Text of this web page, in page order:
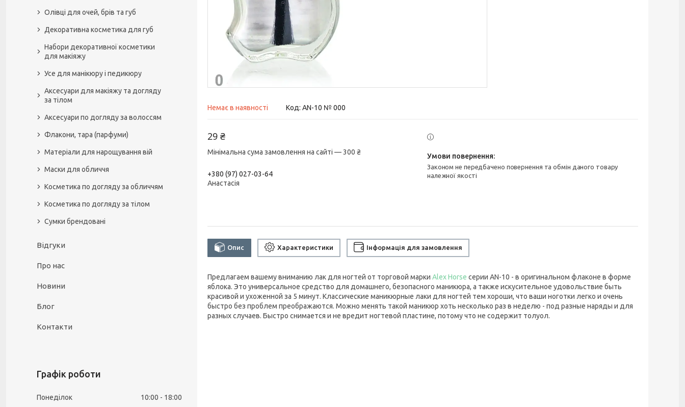
Немає в наявності Код: AN-10 № 000
29 ₴
Мінімальна сума замовлення на сайті — 300 ₴
+380 (97) 027-03-64
Анастасія
Законом не передбачено повернення та обмін даного товару
належної якості
Опис Характеристики Інформація для замовлення
Предлагаем вашему вниманию лак для ногтей от торговой марки Alex Horse серии AN-10 - в оригинальном флаконе в форме
яблока. Это универсальное средство для домашнего, безопасного маникюра, а также искусительное удовольствие быть
красивой и ухоженной за 5 минут. Классические маникюрные лаки для ногтей тем хороши, что ваши ноготки легко и очень
быстро без проблем преображаются. Можно менять такой маникюр хоть несколько раз в неделю - под разные наряды и для
разных случаев. Быстро снимается и не вредит ногтевой пластине, потому что не содержит толуол.
Олівці для очей, брів та губ
Декоративна косметика для губ
Набори декоративної косметики
для макіяжу
Усе для манікюру і педикюру
Аксесуари для макіяжу та догляду
за тілом
Аксесуари по догляду за волоссям
Флакони, тара (парфуми)
Матеріали для нарощування вій
Маски для обличчя
Косметика по догляду за обличчям
Косметика по догляду за тілом
Сумки брендовані
Відгуки
Про нас
Новини
Блог
Контакти
Графік роботи
Понеділок 10:00
18:00